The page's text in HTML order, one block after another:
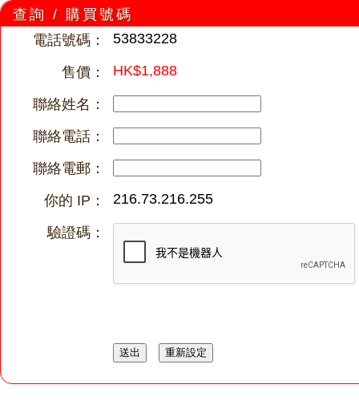
查詢 / 購買號碼
電話號碼：
53833228
售價： HK$1,888
聯絡姓名：
聯絡電話：
聯絡電郵：
你的 IP：
216.73.216.255
驗證碼：